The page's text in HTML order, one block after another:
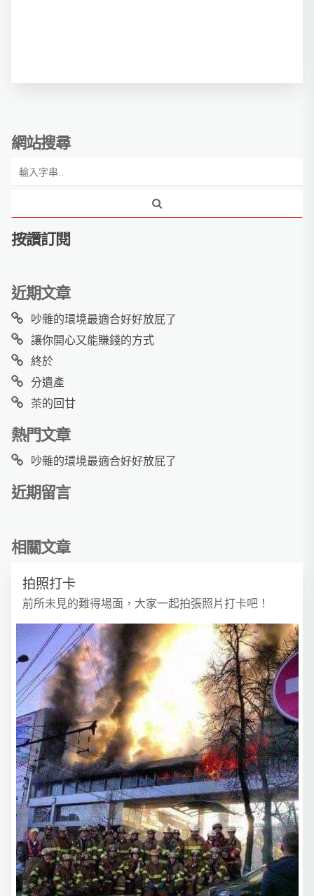
網站搜尋
按讚訂閱
近期文章
吵雜的環境最適合好好放屁了
讓你開心又能賺錢的方式
終於
分遺產
茶的回甘
熱門文章
吵雜的環境最適合好好放屁了
近期留言
相關文章
拍照打卡
前所未見的難得場面，大家一起拍張照片打卡吧！